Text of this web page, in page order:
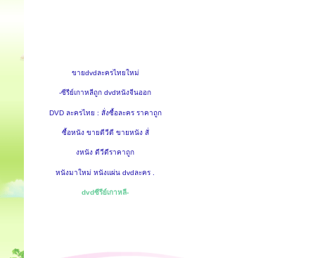
ขายdvdละครไทยใหม่
-ซีรีย์เกาหลีถูก dvdหนังจีนออก
DVD ละครไทย : สั่งซื้อละคร ราคาถูก
ซื้อหนัง ขายดีวีดี ขายหนัง สั่
งหนัง ดีวีดีราคาถูก
หนังมาใหม่ หนังแผ่น dvdละคร .
dvdซีรีย์เกาหลี-